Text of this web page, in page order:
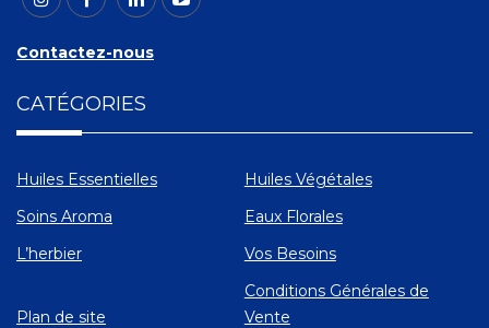
Contactez-nous
CATÉGORIES
Huiles Essentielles
Huiles Végétales
Soins Aroma
Eaux Florales
L’herbier
Vos Besoins
Plan de site
Conditions Générales de
Vente